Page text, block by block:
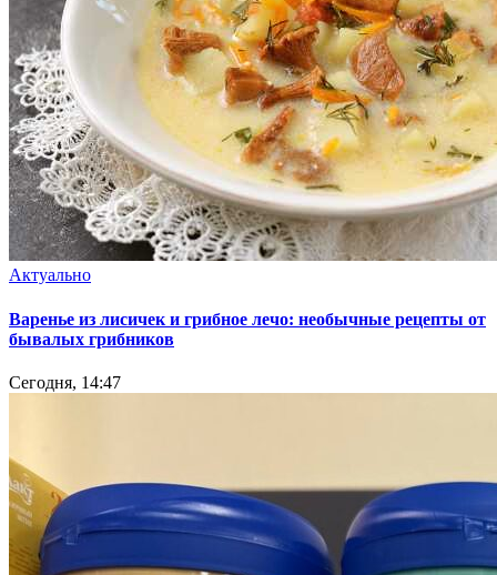
Актуально
Варенье из лисичек и грибное лечо: необычные рецепты от
бывалых грибников
Сегодня, 14:47